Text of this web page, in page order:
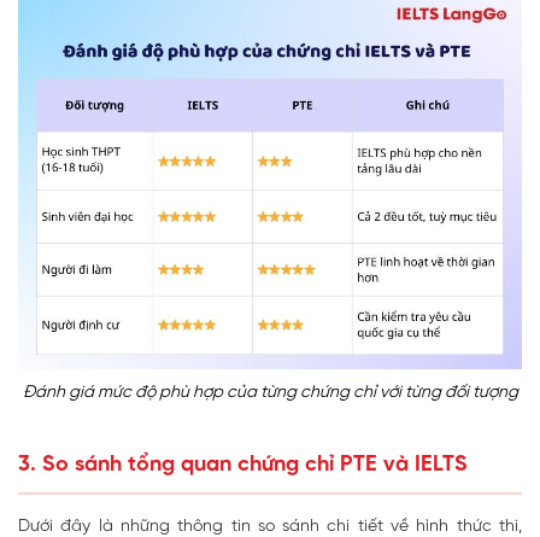
Đánh giá mức độ phù hợp của từng chứng chỉ với từng đối tượng
3. So sánh tổng quan chứng chỉ PTE và IELTS
Dưới đây là những thông tin so sánh chi tiết về hình thức thi,